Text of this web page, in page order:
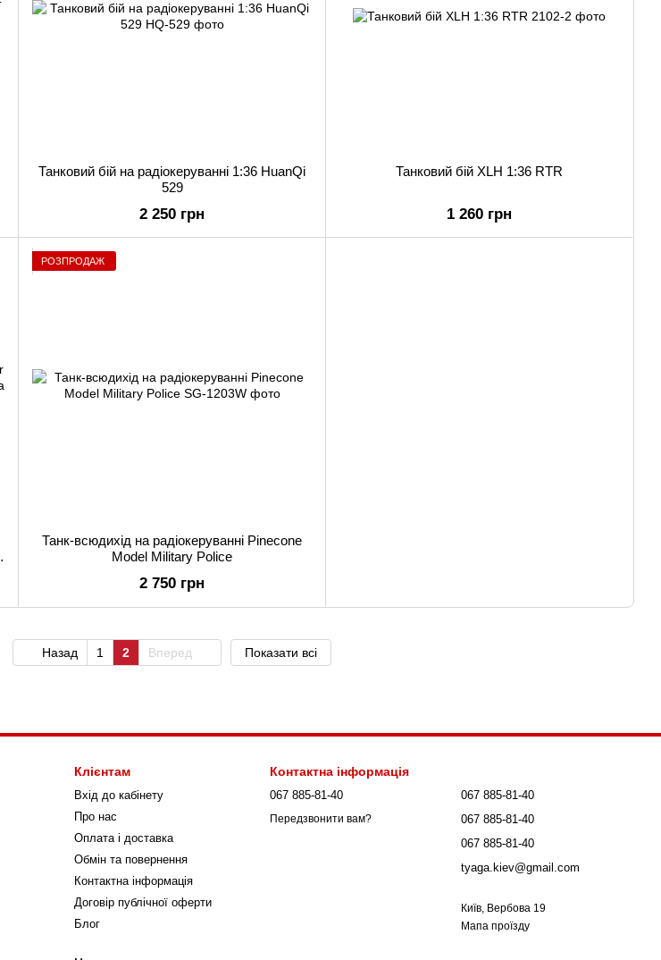
Танковий бій на радіокеруванні 1:36 HuanQi
529
2 250 грн
Танковий бій XLH 1:36 RTR
1 260 грн
РОЗПРОДАЖ
Танк-всюдихід на радіокеруванні Pinecone
Model Military Police
2 750 грн
Назад 1 2 Вперед Показати всі
Клієнтам
Вхід до кабінету
Про нас
Оплата і доставка
Обмін та повернення
Контактна інформація
Договір публічної оферти
Блог
Контактна інформація
067 885-81-40
Передзвонити вам?
067 885-81-40
067 885-81-40
067 885-81-40
tyaga.kiev@gmail.com
Київ, Вербова 19
Мапа проїзду